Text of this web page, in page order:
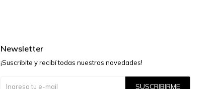
Newsletter
¡Suscribite y recibí todas nuestras novedades!
SUSCRIBIRME